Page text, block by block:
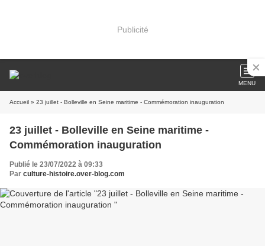
Publicité
MENU
Accueil » 23 juillet - Bolleville en Seine maritime - Commémoration inauguration
23 juillet - Bolleville en Seine maritime -
Commémoration inauguration
Publié le 23/07/2022 à 09:33
Par culture-histoire.over-blog.com